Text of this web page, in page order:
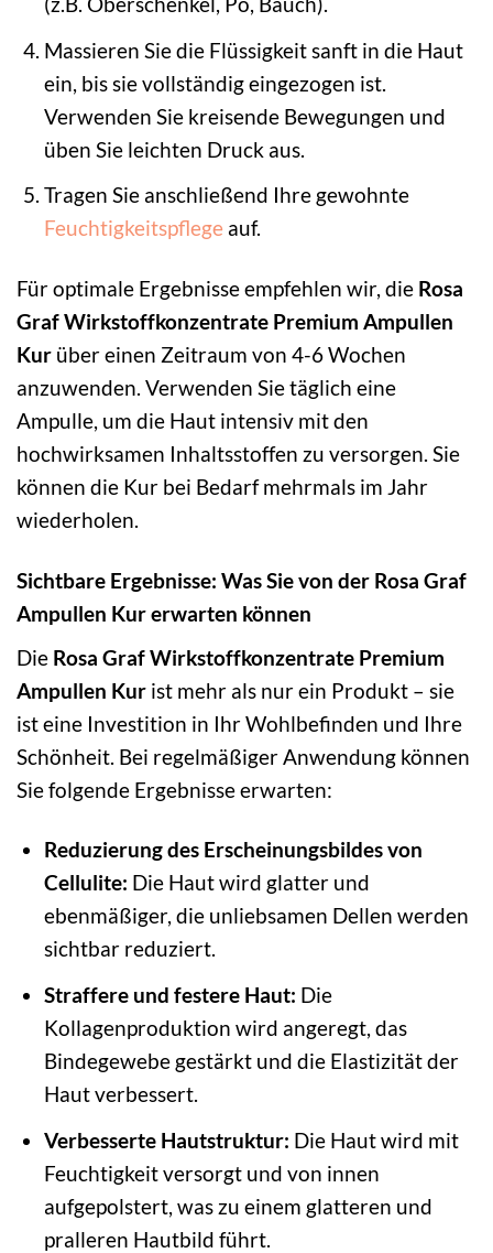
Massieren Sie die Flüssigkeit sanft in die Haut
ein, bis sie vollständig eingezogen ist.
Verwenden Sie kreisende Bewegungen und
üben Sie leichten Druck aus.
Tragen Sie anschließend Ihre gewohnte
Feuchtigkeitspflegeauf.
Für optimale Ergebnisse empfehlen wir, die Rosa
Graf Wirkstoffkonzentrate Premium Ampullen
Kur über einen Zeitraum von 4-6 Wochen
anzuwenden. Verwenden Sie täglich eine
Ampulle, um die Haut intensiv mit den
hochwirksamen Inhaltsstoffen zu versorgen. Sie
können die Kur bei Bedarf mehrmals im Jahr
wiederholen.
Sichtbare Ergebnisse: Was Sie von der Rosa Graf
Ampullen Kur erwarten können
Die Rosa Graf Wirkstoffkonzentrate Premium
Ampullen Kur ist mehr als nur ein Produkt – sie
ist eine Investition in Ihr Wohlbefinden und Ihre
Schönheit. Bei regelmäßiger Anwendung können
Sie folgende Ergebnisse erwarten:
Reduzierung des Erscheinungsbildes von
Cellulite: Die Haut wird glatter und
ebenmäßiger, die unliebsamen Dellen werden
sichtbar reduziert.
Straffere und festere Haut: Die
Kollagenproduktion wird angeregt, das
Bindegewebe gestärkt und die Elastizität der
Haut verbessert.
Verbesserte Hautstruktur: Die Haut wird mit
Feuchtigkeit versorgt und von innen
aufgepolstert, was zu einem glatteren und
pralleren Hautbild führt.